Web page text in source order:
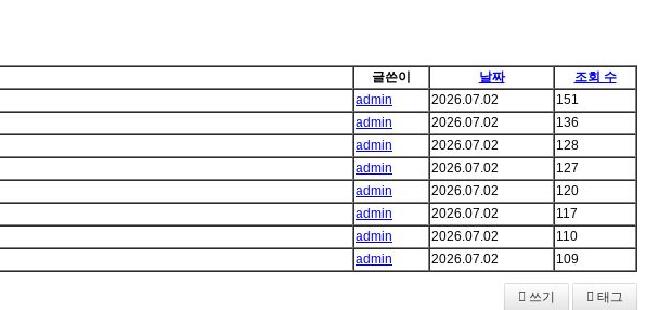
글쓴이 날짜
조회 수
admin 2026.07.02
151
admin 2026.07.02
136
admin 2026.07.02
128
admin 2026.07.02
127
admin 2026.07.02
120
admin 2026.07.02
117
admin 2026.07.02
110
admin 2026.07.02 109
쓰기 태그